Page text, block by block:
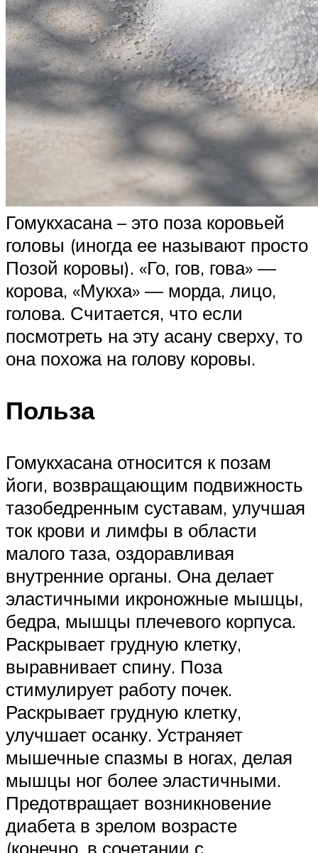
Гомукхасана – это поза коровьей
головы (иногда ее называют просто
Позой коровы). «Го, гов, гова» —
корова, «Мукха» — морда, лицо,
голова. Считается, что если
посмотреть на эту асану сверху, то
она похожа на голову коровы.
Польза
Гомукхасана относится к позам
йоги, возвращающим подвижность
тазобедренным суставам, улучшая
ток крови и лимфы в области
малого таза, оздоравливая
внутренние органы. Она делает
эластичными икроножные мышцы,
бедра, мышцы плечевого корпуса.
Раскрывает грудную клетку,
выравнивает спину. Поза
стимулирует работу почек.
Раскрывает грудную клетку,
улучшает осанку. Устраняет
мышечные спазмы в ногах, делая
мышцы ног более эластичными.
Предотвращает возникновение
диабета в зрелом возрасте
(конечно, в сочетании с